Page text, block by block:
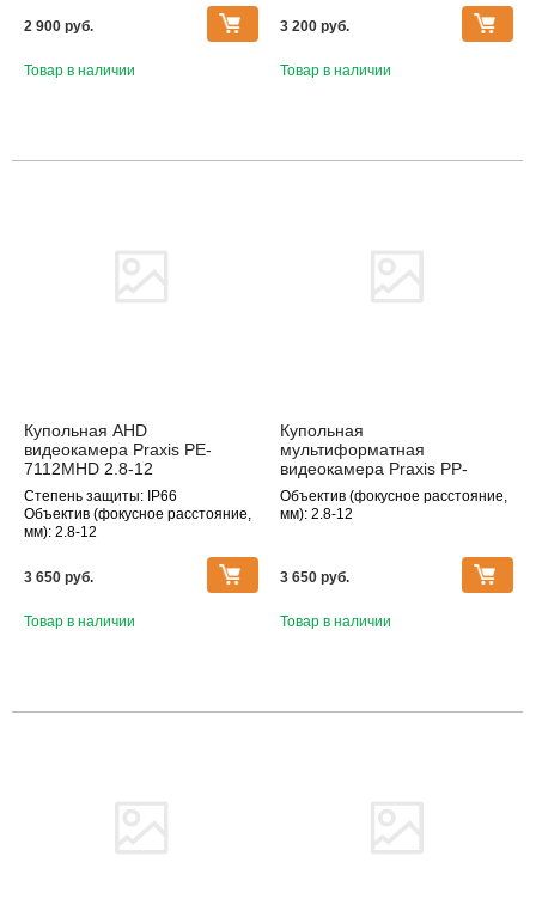
2 900 pуб.
Товар в наличии
3 200 pуб.
Товар в наличии
Купольная AHD
видеокамера Praxis PE-
7112MHD 2.8-12
Степень защиты: IP66
Объектив (фокусное расстояние,
мм): 2.8-12
3 650 pуб.
Товар в наличии
Купольная
мультиформатная
видеокамера Praxis PP-
7111MHD 2.8-12
Объектив (фокусное расстояние,
мм): 2.8-12
3 650 pуб.
Товар в наличии